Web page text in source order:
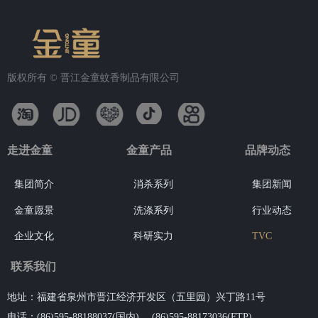
版权所有 © 晋江金童蚊香制品有限公司
走进金童
集团简介
金童愿景
企业文化
消杀系列
洗涤系列
科研实力
金童产品
集团新闻
行业动态
TVC
品牌动态
地址：福建省泉州市晋江经济开发区（五里园）兴丁路11号
联系我们